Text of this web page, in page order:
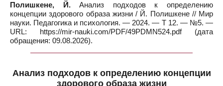
Полишкене, Й.Анализ подходов к определению
концепции здорового образа жизни / Й. Полишкене // Мир
науки. Педагогика и психология. — 2024. — Т 12. — №5. —
URL: https://mir-nauki.com/PDF/49PDMN524.pdf (дата
обращения: 09.08.2026).
Анализ подходов к определению концепции
здорового образа жизни